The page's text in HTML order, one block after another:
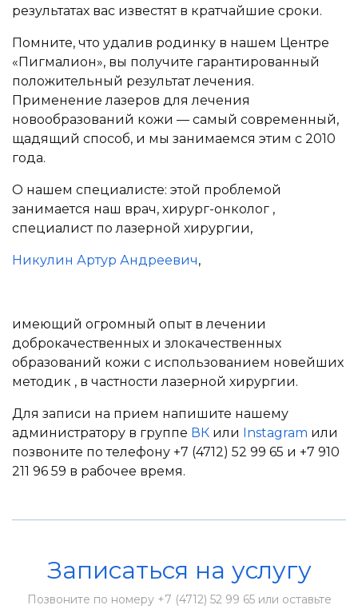
результатах вас известят в кратчайшие сроки.
Помните, что удалив родинку в нашем Центре
«Пигмалион», вы получите гарантированный
положительный результат лечения.
Применение лазеров для лечения
новообразований кожи — самый современный,
щадящий способ, и мы занимаемся этим с 2010
года.
О нашем специалисте: этой проблемой
занимается наш врач, хирург-онколог ,
специалист по лазерной хирургии,
Никулин Артур Андреевич,
имеющий огромный опыт в лечении
доброкачественных и злокачественных
образований кожи с использованием новейших
методик , в частности лазерной хирургии.
Для записи на прием напишите нашему
администратору в группе ВК или Instagram или
позвоните по телефону +7 (4712) 52 99 65 и +7 910
211 96 59 в рабочее время.
Записаться на услугу
Позвоните по номеру +7 (4712) 52 99 65 или оставьте